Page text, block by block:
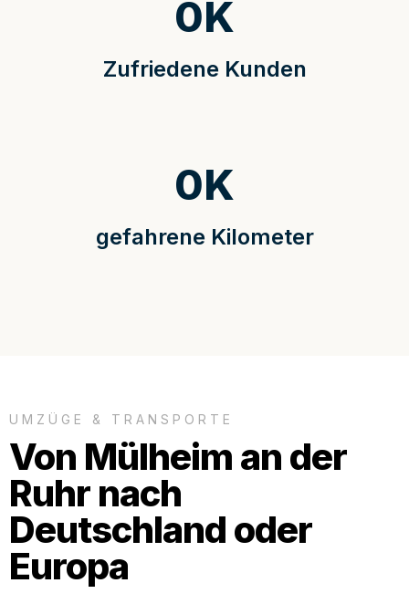
Zufriedene Kunden
0K
gefahrene Kilometer
0K
UMZÜGE & TRANSPORTE
Von Mülheim an der
Ruhr nach
Deutschland oder
Europa